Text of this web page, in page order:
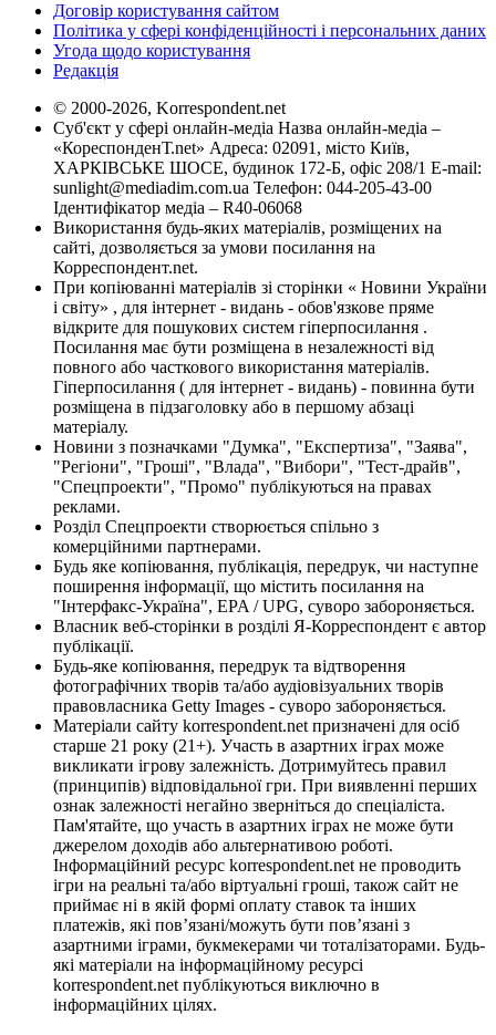
Договір користування сайтом
Політика у сфері конфіденційності і персональних даних
Угода щодо користування
Редакція
© 2000-2026, Korrespondent.net
Суб'єкт у сфері онлайн-медіа Назва онлайн-медіа –
«КореспонденТ.net» Адреса: 02091, місто Київ,
ХАРКІВСЬКЕ ШОСЕ, будинок 172-Б, офіс 208/1 E-mail:
sunlight@mediadim.com.ua Телефон: 044-205-43-00
Ідентифікатор медіа – R40-06068
Використання будь-яких матеріалів, розміщених на
сайті, дозволяється за умови посилання на
Корреспондент.net.
При копіюванні матеріалів зі сторінки « Новини України
і світу» , для інтернет - видань - обов'язкове пряме
відкрите для пошукових систем гіперпосилання .
Посилання має бути розміщена в незалежності від
повного або часткового використання матеріалів.
Гіперпосилання ( для інтернет - видань) - повинна бути
розміщена в підзаголовку або в першому абзаці
матеріалу.
Новини з позначками "Думка", "Експертиза", "Заява",
"Регіони", "Гроші", "Влада", "Вибори", "Тест-драйв",
"Спецпроекти", "Промо" публікуються на правах
реклами.
Розділ Спецпроекти створюється спільно з
комерційними партнерами.
Будь яке копіювання, публікація, передрук, чи наступне
поширення інформації, що містить посилання на
"Інтерфакс-Україна", EPA / UPG, суворо забороняється.
Власник веб-сторінки в розділі Я-Корреспондент є автор
публікації.
Будь-яке копіювання, передрук та відтворення
фотографічних творів та/або аудіовізуальних творів
правовласника Getty Images - суворо забороняється.
Матеріали сайту korrespondent.net призначені для осіб
старше 21 року (21+). Участь в азартних іграх може
викликати ігрову залежність. Дотримуйтесь правил
(принципів) відповідальної гри. При виявленні перших
ознак залежності негайно зверніться до спеціаліста.
Пам'ятайте, що участь в азартних іграх не може бути
джерелом доходів або альтернативою роботі.
Інформаційний ресурс korrespondent.net не проводить
ігри на реальні та/або віртуальні гроші, також сайт не
приймає ні в якій формі оплату ставок та інших
платежів, які пов’язані/можуть бути пов’язані з
азартними іграми, букмекерами чи тоталізаторами. Будь-
які матеріали на інформаційному ресурсі
korrespondent.net публікуються виключно в
інформаційних цілях.